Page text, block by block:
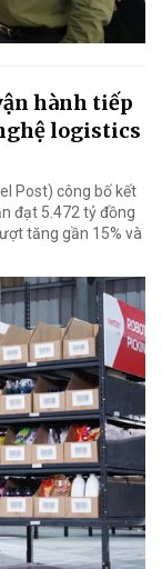
hành tiếp
logistics
Post) công bố kết
đạt 5.472 tỷ đồng
tăng gần 15% và